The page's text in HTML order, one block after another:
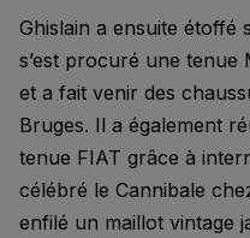
Ghislain a ensuite étoffé
s’est procuré une tenue
et a fait venir des
Bruges. Il a également
tenue FIAT grâce à
célébré le Cannibale
enfilé un maillot vintage